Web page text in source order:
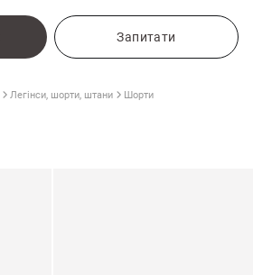
Запитати
Легінси, шорти, штани Шорти